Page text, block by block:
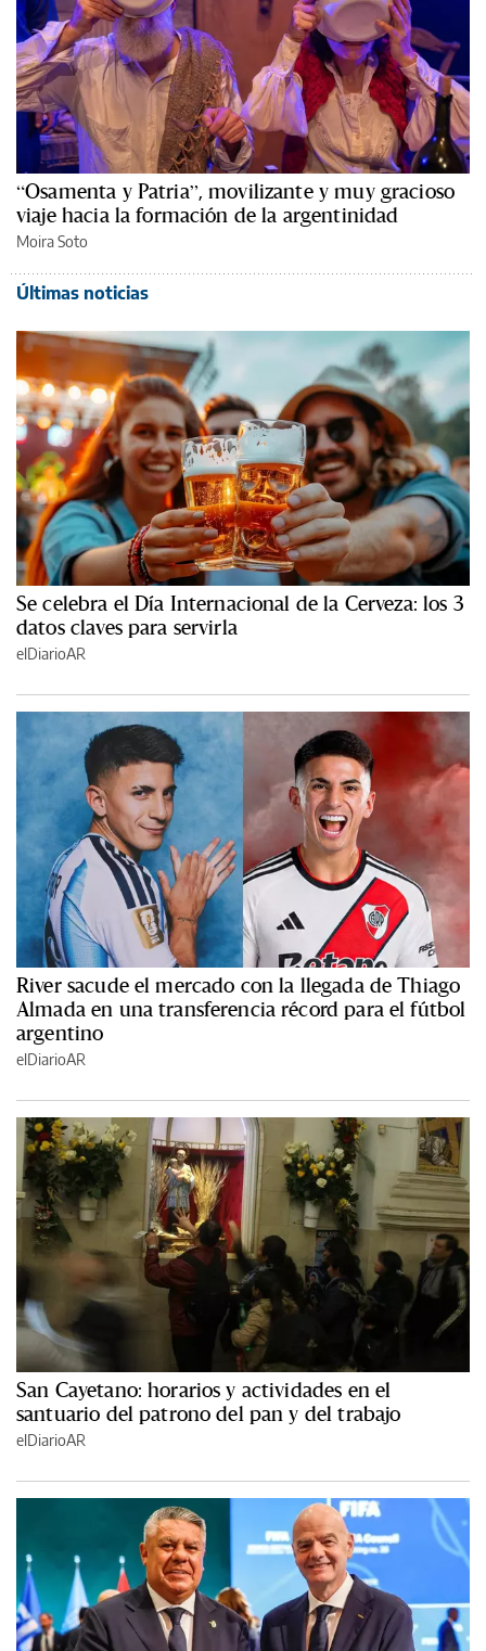
“Osamenta y Patria”, movilizante y muy gracioso
viaje hacia la formación de la argentinidad
Moira Soto
Últimas noticias
Se celebra el Día Internacional de la Cerveza: los 3
datos claves para servirla
elDiarioAR
River sacude el mercado con la llegada de Thiago
Almada en una transferencia récord para el fútbol
argentino
elDiarioAR
San Cayetano: horarios y actividades en el
santuario del patrono del pan y del trabajo
elDiarioAR